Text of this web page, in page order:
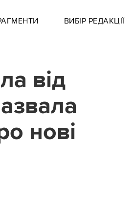
ВИБІР РЕДАКЦІЇ
від
нові